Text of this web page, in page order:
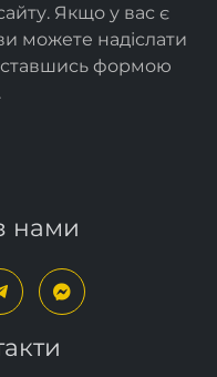
Якщо у вас є
можете надіслати
формою
нами